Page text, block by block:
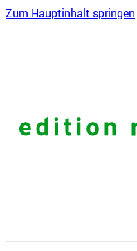
Zum Hauptinhalt springen